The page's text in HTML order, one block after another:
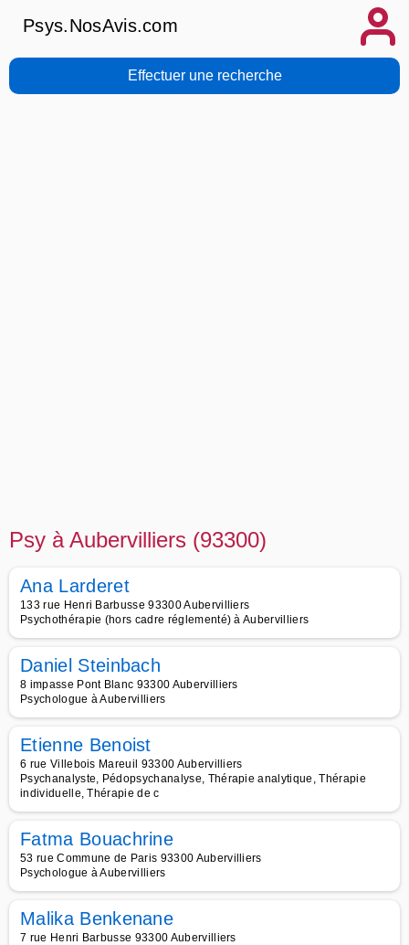
Psys.NosAvis.com
Effectuer une recherche
Psy à Aubervilliers (93300)
Ana Larderet
133 rue Henri Barbusse 93300 Aubervilliers
Psychothérapie (hors cadre réglementé) à Aubervilliers
Daniel Steinbach
8 impasse Pont Blanc 93300 Aubervilliers
Psychologue à Aubervilliers
Etienne Benoist
6 rue Villebois Mareuil 93300 Aubervilliers
Psychanalyste, Pédopsychanalyse, Thérapie analytique, Thérapie
individuelle, Thérapie de c
Fatma Bouachrine
53 rue Commune de Paris 93300 Aubervilliers
Psychologue à Aubervilliers
Malika Benkenane
7 rue Henri Barbusse 93300 Aubervilliers